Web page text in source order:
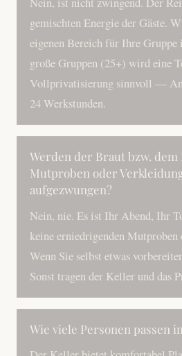
gemischten Energie der Gäste.
eigenen Bereich für Ihre
große Gruppen (25+) wird eine
Vollprivatisierung sinnvoll —
24 Werkstunden.
Werden der Braut bzw. dem
Mutproben oder
aufgezwungen?
Nein, nie. Es ist Ihr Abend, Ihr
keine erniedrigenden Mutproben
Wenn Sie selbst etwas
Sonst tragen der Keller und das
Wie viele Personen passen